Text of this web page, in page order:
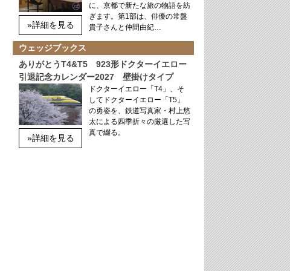
»詳細を見る
に、京都で新たな旅の物語を紡
ぎます。第1部は、俳優の常盤
貴子さんと仲間由紀…
ウェッジブックス
ありがとうT4&T5 923形ドクターイエロー
引退記念カレンダー2027 壁掛けタイプ
»詳細を見る
ドクターイエロー「T4」、そ
してドクターイエロー「T5」
の勇姿を、鉄道写真家・村上悠
太による四季折々の厳選した写
真で綴る。